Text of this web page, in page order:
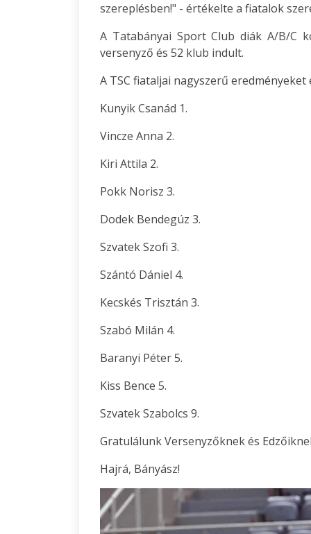
szereplésben!" - értékelte a fiatalok
A Tatabányai Sport Club diák A/B/C
versenyző és 52 klub indult.
A TSC fiataljai nagyszerű eredményeket
Kunyik Csanád 1.
Vincze Anna 2.
Kiri Attila 2.
Pokk Norisz 3.
Dodek Bendegúz 3.
Szvatek Szofi 3.
Szántó Dániel 4.
Kecskés Trisztán 3.
Szabó Milán 4.
Baranyi Péter 5.
Kiss Bence 5.
Szvatek Szabolcs 9.
Gratulálunk Versenyzőknek és
Hajrá, Bányász!